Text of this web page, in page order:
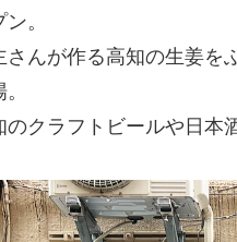
。
さんが作る高知の生姜を
クラフトビールや日本